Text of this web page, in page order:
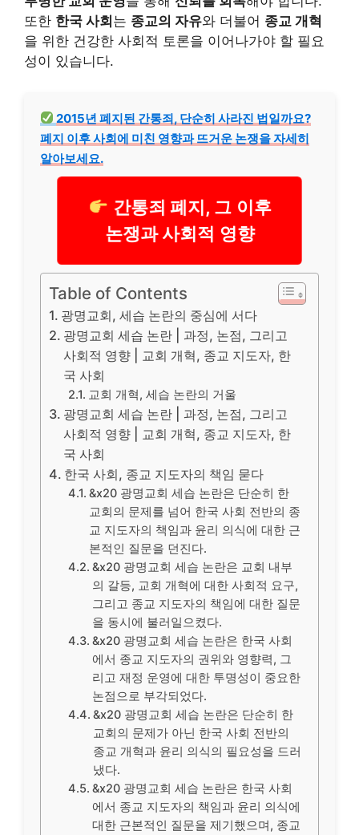
또한 한국 사회 는 종교의 자유와 더불어 종교 개혁
을 위한 건강한 사회적 토론을 이어나가야 할 필요
성이 있습니다.
2015년 폐지된 간통죄, 단순히 사라진 법일까요?
폐지 이후 사회에 미친 영향과 뜨거운 논쟁을 자세히
알아보세요.
간통죄 폐지, 그 이후
논쟁과 사회적 영향
Table of Contents
광명교회, 세습 논란의 중심에 서다
광명교회 세습 논란 | 과정, 논점, 그리고
사회적 영향 | 교회 개혁, 종교 지도자, 한
국 사회
교회 개혁, 세습 논란의 거울
광명교회 세습 논란 | 과정, 논점, 그리고
사회적 영향 | 교회 개혁, 종교 지도자, 한
국 사회
한국 사회, 종교 지도자의 책임 묻다
&x20 광명교회 세습 논란은 단순히 한
교회의 문제를 넘어 한국 사회 전반의 종
교 지도자의 책임과 윤리 의식에 대한 근
본적인 질문을 던진다.
&x20 광명교회 세습 논란은 교회 내부
의 갈등, 교회 개혁에 대한 사회적 요구,
그리고 종교 지도자의 책임에 대한 질문
을 동시에 불러일으켰다.
&x20 광명교회 세습 논란은 한국 사회
에서 종교 지도자의 권위와 영향력, 그
리고 재정 운영에 대한 투명성이 중요한
논점으로 부각되었다.
&x20 광명교회 세습 논란은 단순히 한
교회의 문제가 아닌 한국 사회 전반의
종교 개혁과 윤리 의식의 필요성을 드러
냈다.
&x20 광명교회 세습 논란은 한국 사회
에서 종교 지도자의 책임과 윤리 의식에
대한 근본적인 질문을 제기했으며, 종교